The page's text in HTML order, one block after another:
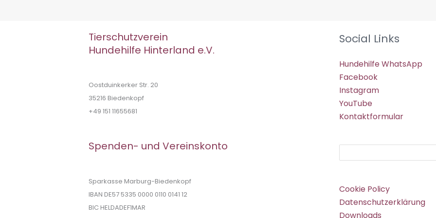
Tierschutzverein
Hundehilfe Hinterland e.V.
Oostduinkerker Str. 20
35216 Biedenkopf
+49 151 11655681
Spenden- und Vereinskonto
Sparkasse Marburg-Biedenkopf
IBAN DE57 5335 0000 0110 0141 12
BIC HELDADEF1MAR
Social Links
Hundehilfe WhatsApp
Facebook
Instagram
YouTube
Kontaktformular
Cookie Policy
Datenschutzerklärung
Downloads